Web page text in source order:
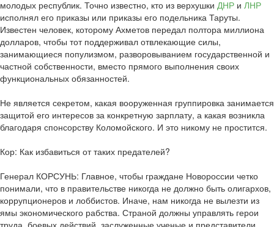
молодых республик. Точно известно, кто из верхушки ДНР и ЛНР
исполнял его приказы или приказы его подельника Таруты.
Известен человек, которому Ахметов передал полтора миллиона
долларов, чтобы тот поддерживал отвлекающие силы,
занимающиеся популизмом, разворовыванием государственной и
частной собственности, вместо прямого выполнения своих
функциональных обязанностей.
Не является секретом, какая вооруженная группировка занимается
защитой его интересов за конкретную зарплату, а какая возникла
благодаря спонсорству Коломойского. И это никому не простится.
Кор: Как избавиться от таких предателей?
Генерал КОРСУНЬ: Главное, чтобы граждане Новороссии четко
понимали, что в правительстве никогда не должно быть олигархов,
коррупционеров и лоббистов. Иначе, нам никогда не вылезти из
ямы экономического рабства. Страной должны управлять герои
труда, боевых действий, заслуженные ученые и представители